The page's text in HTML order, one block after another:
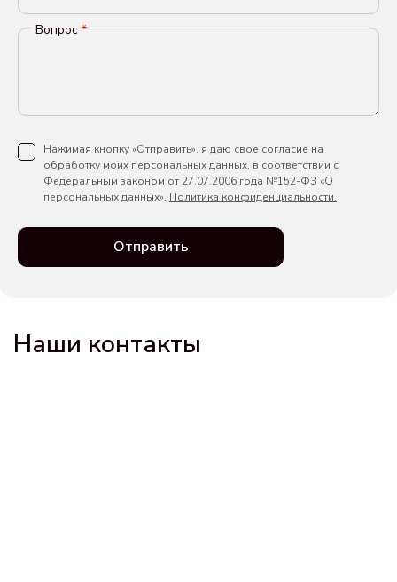
Вопрос *
Нажимая кнопку «Отправить», я даю свое согласие на
обработку моих персональных данных, в соответствии с
Федеральным законом от 27.07.2006 года №152-ФЗ «О
персональных данных». Политика конфиденциальности.
Отправить
Наши контакты